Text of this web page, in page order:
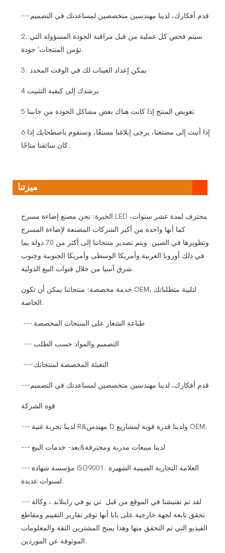
---قدم أفكارك، لدينا مهندسين متخصصين لمساعدتك في التصميم
2. سيتم فحص كل عملية من قبل مراقبة الجودة المسؤولة التي
تؤمن المنتجات' جودة.
3. يمكن إعداد العينات لك في الوقت المحدد
4 يرشدك إلى كيفية التثبيت
5 تعويض المنتج إذا كانت هناك بعض مشاكل الجودة من جانبنا
6 إذا أتيت إلى مصنعنا، يرجى إبلاغنا مسبقًا، وسنقوم باصطحابك إذا
كان سائقنا متاحًا.
ميزتنا
الخبرة: نحن مصنع إضاءة مسرح LED محترف لمدة عشر سنوات،
كما أنها واحدة من أكبر الشركات المصنعة لإضاءة المسرح
وتطويرها في الصين. ويتم تصدير منتجاتنا إلى أكثر من 70 دولة بما
في ذلك أوروبا الغربية وأمريكا الوسطى وأمريكا الجنوبية وجنوب
شرق آسيا من خلال قنوات البيع الدولية.
خدمة مخصصة: منتجاتنا يمكن أن تكون OEM، لتلبية متطلباتك
الخاصة.
--- طباعة الشعار على المنتجات المخصصة
--- التصميم والمواد حسب الطلب
--- التعبئة المخصصة لمنتجاتك
---قدم أفكارك، لدينا مهندسين متخصصين لمساعدتك في التصميم
قوة الشركة
--- لدينا تجربة غنية R&مهندس D ولدينا قدرة قوية لمشاريع OEM.
--- مؤسسة شهادة ISO9001. العلامة التجارية الصينية الشهيرة
لسنوات عديدة.
--- لقد تم تفتيشنا في الموقع من قبل تي يو في راينلاند ، وكالة
تحقق تابعة لجهة خارجية على بابا أنها توفر تقارير التقييم ومقاطع
الفيديو التي تم التحقق منها وهذا يمنح المشترين الثقة والمعلومات
الموثوقة عن الموردين.